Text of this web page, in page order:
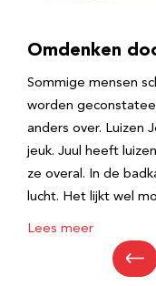
Omdenken
Sommige mensen
worden
anders over. Luizen
jeuk. Juul heeft
ze overal. In de
lucht. Het lijkt wel
Lees meer